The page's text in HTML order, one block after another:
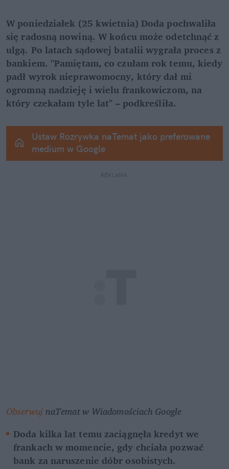
W poniedziałek (25 kwietnia) Doda pochwaliła
się radosną nowiną. W końcu może odetchnąć z
ulgą. Po latach sądowej batalii wygrała proces z
bankiem. "Pamiętam, co czułam rok temu, kiedy
padł wyrok nieprawomocny, który dał mi
ogromną nadzieję i wielu frankowiczom, na
który czekałam tyle lat" – podkreśliła.
Ustaw Rozrywka naTemat jako preferowane
medium w Google
REKLAMA
Obserwuj naTemat w Wiadomościach Google
Doda kilka lat temu zaciągnęła kredyt we
frankach w momencie, gdy chciała pozwać
bank za naruszenie dóbr osobistych.